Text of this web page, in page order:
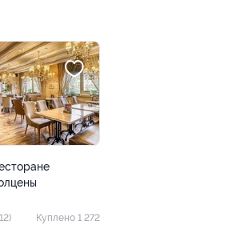
Куплено 1 272